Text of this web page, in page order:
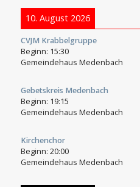
10. August 2026
CVJM Krabbelgruppe
Beginn: 15:30
Gemeindehaus Medenbach
Gebetskreis Medenbach
Beginn: 19:15
Gemeindehaus Medenbach
Kirchenchor
Beginn: 20:00
Gemeindehaus Medenbach